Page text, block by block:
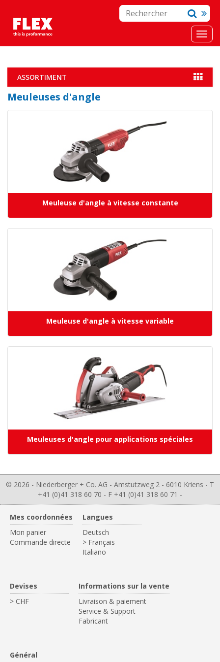
ASSORTIMENT
Meuleuses d'angle
Meuleuse d'angle à vitesse constante
Meuleuse d'angle à vitesse variable
Meuleuses d'angle pour applications spéciales
© 2026 - Niederberger + Co. AG - Amstutzweg 2 - 6010 Kriens - T
+41 (0)41 318 60 70 - F +41 (0)41 318 60 71 -
Mes coordonnées
Mon panier
Commande directe
Langues
Deutsch
> Français
Italiano
Devises
> CHF
Informations sur la vente
Livraison & paiement
Service & Support
Fabricant
Général